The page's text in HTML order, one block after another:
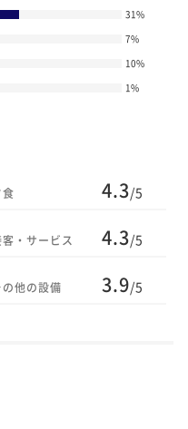
31%
7%
10%
1%
食 4.3/5
客・サービス 4.3/5
の他の設備 3.9/5